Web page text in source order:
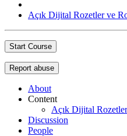
Açık Dijital Rozetler ve
Start Course
Report abuse
About
Content
Açık Dijital
Discussion
People